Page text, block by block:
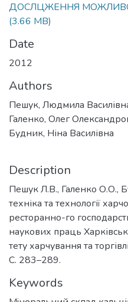
ДОСЛЦЖЕННЯ
(3.66 MB)
Date
2012
Authors
Пешук, Людмила
Галенко, Олег
Будник, Ніна Василівна
Description
Пешук Л.В., Галенко О.О.,
техніка та технології
ресторанно-го
наукових праць
тету харчування та
С. 283–289.
Keywords